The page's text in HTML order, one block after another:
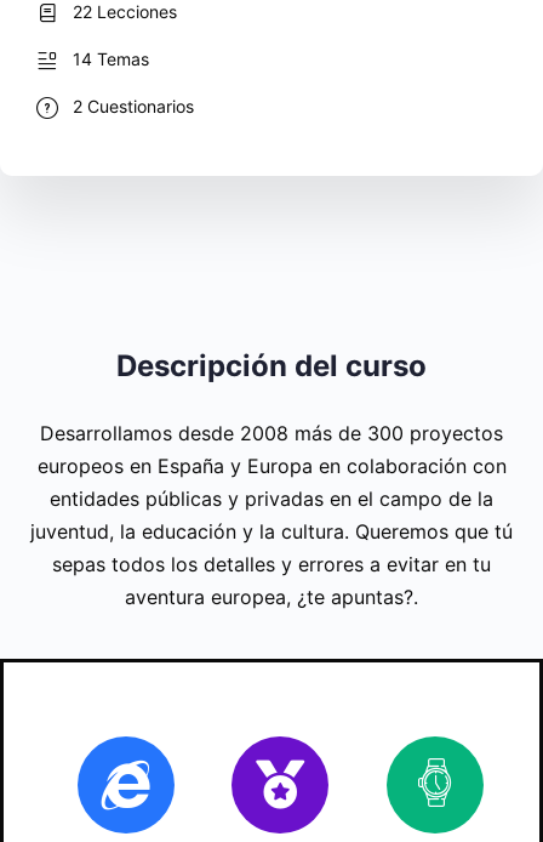
Descripción del curso
Desarrollamos desde 2008 más de 300 proyectos
europeos en España y Europa en colaboración con
entidades públicas y privadas en el campo de la
juventud, la educación y la cultura. Queremos que tú
sepas todos los detalles y errores a evitar en tu
aventura europea, ¿te apuntas?.
Online Certificado
22 Lecciones
14 Temas
2 Cuestionarios